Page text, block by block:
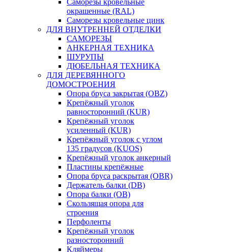
Саморезы кровельные
окрашенные (RAL)
Саморезы кровельные цинк
ДЛЯ ВНУТРЕННЕЙ ОТДЕЛКИ
САМОРЕЗЫ
АНКЕРНАЯ ТЕХНИКА
ШУРУПЫ
ДЮБЕЛЬНАЯ ТЕХНИКА
ДЛЯ ДЕРЕВЯННОГО
ДОМОСТРОЕНИЯ
Опора бруса закрытая (OBZ)
Крепёжный уголок
равносторонний (KUR)
Крепёжный уголок
усиленный (KUR)
Крепёжный уголок с углом
135 градусов (KUOS)
Крепёжный уголок анкерный
Пластины крепёжные
Опора бруса раскрытая (OBR)
Держатель балки (DB)
Опора балки (ОВ)
Скользящая опора для
строения
Перфоленты
Крепёжный уголок
разносторонний
Кляймеры